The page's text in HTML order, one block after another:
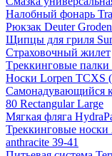
Налобный фонарь
Рюкзак Deuter
Щипцы для гриля
Страховочный жилет
Tреккинговые
Носки Lorpen TCXS
Самонадувающийся
80 Rectangular Large
Мягкая фляга
Треккинговые носки
anthracite 39-41